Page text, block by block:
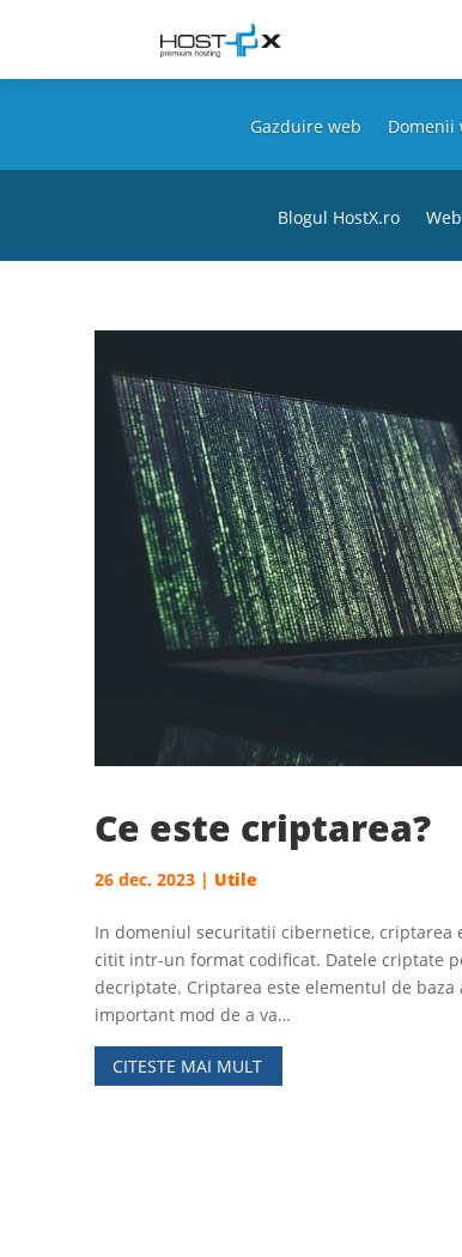
Gazduire web Domenii
Blogul HostX.ro
Ce este criptarea?
26 dec. 2023| Utile
In domeniul securitatii cibernetice,
citit intr-un format codificat. Datele criptate
decriptate. Criptarea este elementul de
important mod de a va…
CITESTE MAI MULT